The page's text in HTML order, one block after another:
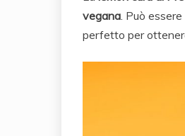
vegana . Può
perfetto per